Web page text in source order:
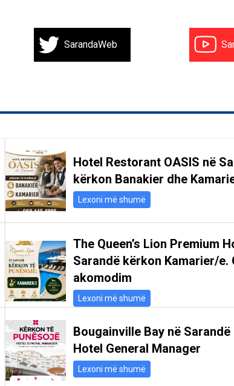
SarandaWeb
Hotel Restorant OASIS në
kërkon Banakier dhe
Lexoni më shumë
The Queen’s Lion Premium
Sarandë kërkon Kamarier/e.
akomodim
Lexoni më shumë
Bougainville Bay në
Hotel General Manager
Lexoni më shumë